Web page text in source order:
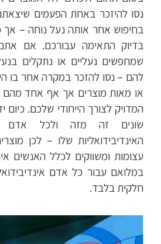
נסו להיזכר באחת הפעמים
בחיפוש אחר אותה נעל נוחה –
בדיוק התאימה עבורכם. אם
שמחפשים נעליים או נתקלים
להם – נסו להזכר במקרה אחר בו
או מאות מוצרים אך אף אחד
המדויק לצורך הייחודי שלכם. כיום
שונים זה מזה ולכל אדם
האינדיבידואליות שלו – לכן
עצומות ומשווקים לכלל האנשים
במלואם עבור כל אדם
חלקית בלבד.